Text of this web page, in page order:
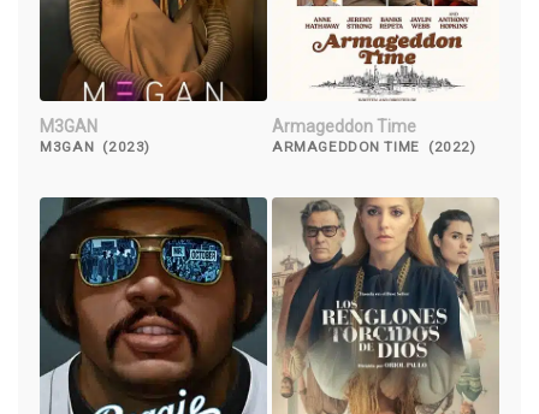
M3GAN
M3GAN (2023)
Armageddon Time
ARMAGEDDON TIME (2022)